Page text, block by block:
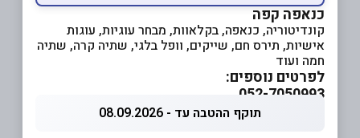
כנאפה קפה
קונדיטוריה, כנאפה, בקלאוות, מבחר עוגיות, עוגות
אישיות, תירס חם, שייקים, וופל בלגי, שתיה קרה, שתיה
חמה ועוד
לפרטים נוספים:
052-7050993
תוקף ההטבה עד - 08.09.2026